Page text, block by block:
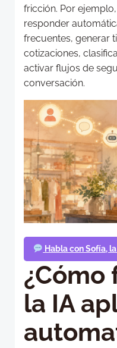
fricción. Por
responder
frecuentes, generar
cotizaciones,
activar flujos de
conversación.
Habla con Sofía,
¿Cómo
la IA